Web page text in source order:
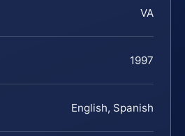
VA
1997
English, Spanish